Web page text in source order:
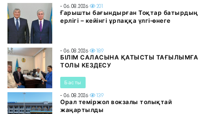
- 06.08.2026 201
Ғарышты бағындырған Тоқтар батырдың
ерлігі – кейінгі ұрпаққа үлгі-өнеге
- 06.08.2026 189
БІЛІМ САЛАСЫНА ҚАТЫСТЫ ТАҒЫЛЫМҒА
ТОЛЫ КЕЗДЕСУ
Басты
- 06.08.2026 139
Орал теміржол вокзалы толықтай
жаңартылды